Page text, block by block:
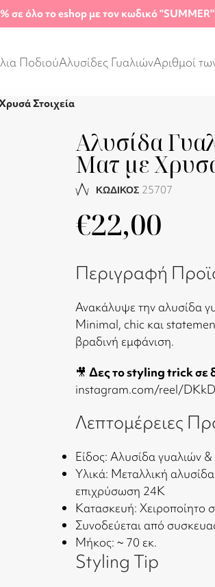
σε όλο το eshop με τον κωδικό "SUMMER"
ΠοδιούΑλυσίδες ΓυαλιώνΑριθμοί
Στοιχεία
Αλυσίδα
Ματ με
ΚΩΔΙΚΟΣ 25707
€22,00
Περιγραφή
Ανακάλυψε την αλυσίδα
Minimal, chic και
βραδινή εμφάνιση.
🎥 Δες το styling trick σε
instagram.com/reel/
Λεπτομέρειες
Είδος: Αλυσίδα γυαλιών
Υλικά: Μεταλλική αλυσίδα
επιχρύσωση 24Κ
Κατασκευή: Χειροποίητο
Συνοδεύεται από
Μήκος: ~ 70 εκ.
Styling Tip